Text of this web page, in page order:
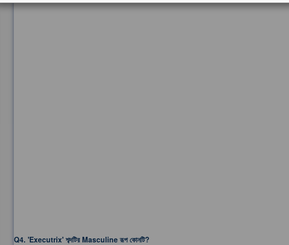
Q4. 'Executrix' শব্দটির Masculine রূপ কোনটি?